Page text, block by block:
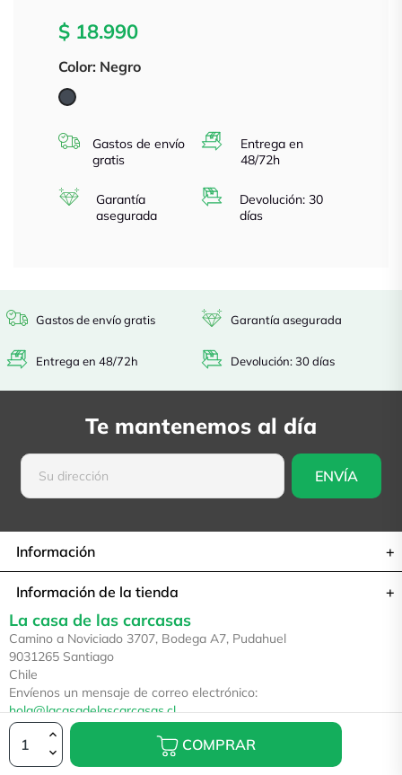
$ 18.990
Color: Negro
Negro
COMPRAR
Gastos de envío
gratis
Entrega en
48/72h
Garantía
asegurada
Devolución: 30
días
Gastos de envío gratis
Entrega en 48/72h
Garantía asegurada
Devolución: 30 días
Te mantenemos al día
Información
Información de la tienda
La casa de las carcasas
Camino a Noviciado 3707, Bodega A7, Pudahuel
9031265 Santiago
Chile
Envíenos un mensaje de correo electrónico:
hola@lacasadelascarcasas.cl
© 2026 — La casa de las carcasas